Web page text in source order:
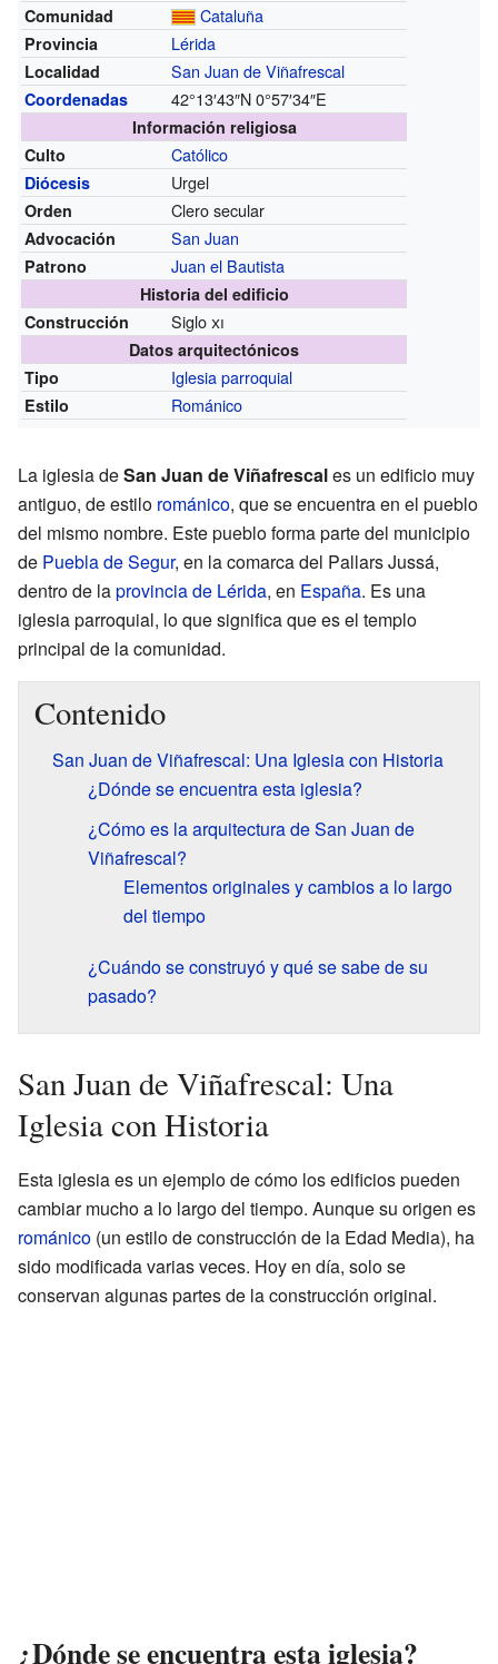
Comunidad Cataluña
Provincia Lérida
Localidad San Juan de Viñafrescal
Coordenadas 42°13′43″N0°57′34″E
Información religiosa
Culto
Católico
Diócesis Urgel
Orden Clero secular
Advocación San Juan
Patrono Juan el Bautista
Historia del edificio
Construcción
Sigloxi
Datos arquitectónicos
Tipo
Iglesia parroquial
Estilo Románico
La iglesia deSan Juan de Viñafrescales un edificio muy
antiguo, de estilo románico, que se encuentra en el pueblo
del mismo nombre. Este pueblo forma parte del municipio
de Puebla de Segur, en la comarca del Pallars Jussá,
dentro de laprovincia de Lérida, en España. Es una
iglesia parroquial, lo que significa que es el templo
principal de la comunidad.
Contenido
San Juan de Viñafrescal: Una Iglesia con Historia
¿Dónde se encuentra esta iglesia?
¿Cómo es la arquitectura de San Juan de
Viñafrescal?
Elementos originales y cambios a lo largo
del tiempo
¿Cuándo se construyó y qué se sabe de su
pasado?
San Juan de Viñafrescal: Una
Iglesia con Historia
Esta iglesia es un ejemplo de cómo los edificios pueden
cambiar mucho a lo largo del tiempo. Aunque su origen es
románico (un estilo de construcción de la Edad Media), ha
sido modificada varias veces. Hoy en día, solo se
conservan algunas partes de la construcción original.
¿Dónde se encuentra esta iglesia?